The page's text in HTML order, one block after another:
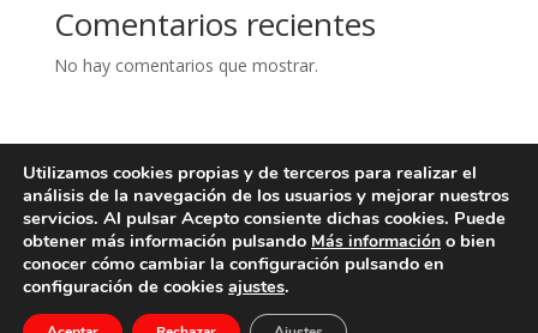
Comentarios recientes
No hay comentarios que mostrar.
Aviso legal
Política de privacidad
Política de cookies
Contacto
Serra Piera Asesores - Todos los derechos reservados
Utilizamos cookies propias y de terceros para realizar el
análisis de la navegación de los usuarios y mejorar nuestros
servicios. Al pulsar Acepto consiente dichas cookies. Puede
obtener más información pulsando Más información o bien
conocer cómo cambiar la configuración pulsando en
configuración de cookies ajustes.